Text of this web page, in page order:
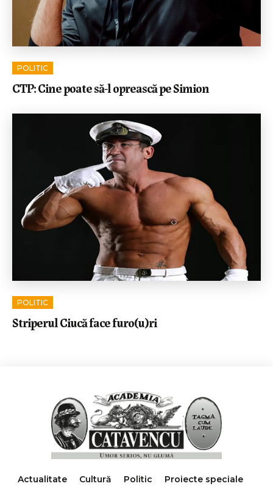
POLITIC
CTP: Cine poate să-l oprească pe Simion
POLITIC
Striperul Ciucă face furo(u)ri
Actualitate Cultură Politic
Proiecte speciale